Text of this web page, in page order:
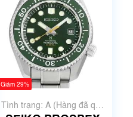
Giảm 29%
Tình trạng: A (Hàng đã qua